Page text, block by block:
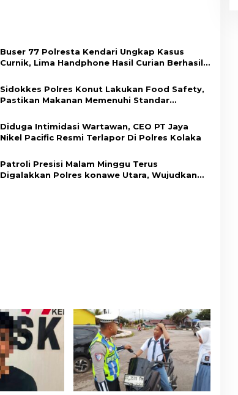
Buser 77 Polresta Kendari Ungkap Kasus
Curnik, Lima Handphone Hasil Curian Berhasil
Sidokkes Polres Konut Lakukan Food Safety,
Pastikan Makanan Memenuhi Standar
Diduga Intimidasi Wartawan, CEO PT Jaya
Nikel Pacific Resmi Terlapor Di Polres Kolaka
Patroli Presisi Malam Minggu Terus
Digalakkan Polres konawe Utara, Wujudkan